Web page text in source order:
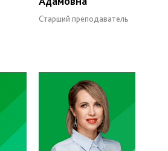
Старший преподаватель